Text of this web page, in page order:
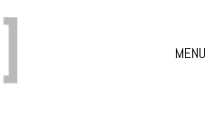
MENU